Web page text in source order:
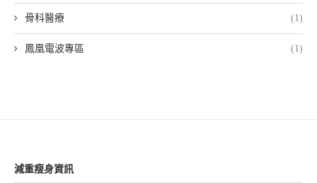
骨科醫療 (1)
鳳凰電波專區 (1)
減重瘦身資訊